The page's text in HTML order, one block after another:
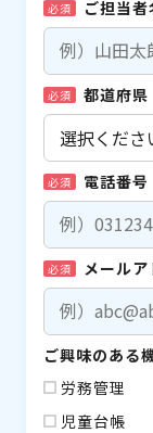
必須 ご担当者
必須 都道府県
必須 電話番号
必須 メールア
ご興味のある
労務管理
児童台帳